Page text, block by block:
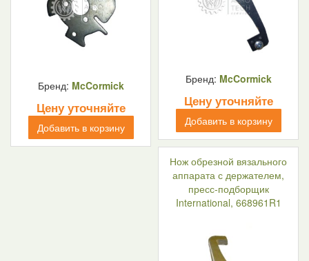
Бренд: McCormick
Цену уточняйте
Добавить в корзину
Бренд: McCormick
Цену уточняйте
Добавить в корзину
Нож обрезной вязального
аппарата с держателем,
пресс-подборщик
International, 668961R1